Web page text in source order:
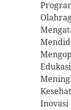
Inovasi